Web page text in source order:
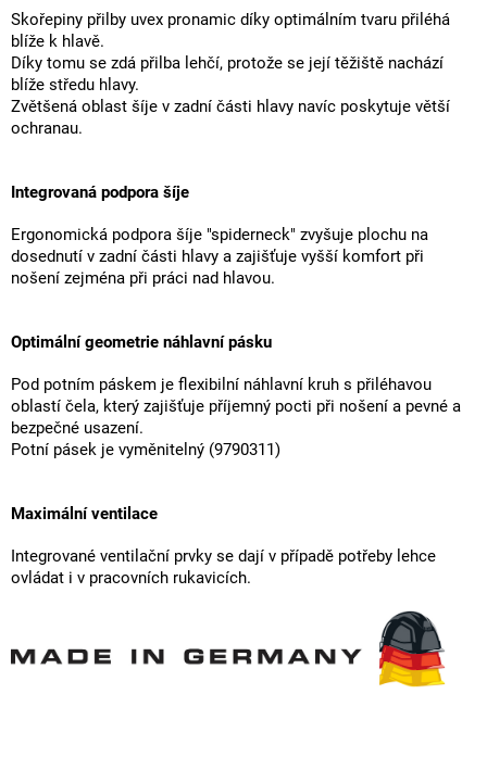
Skořepiny přilby uvex pronamic díky optimálním tvaru přiléhá
blíže k hlavě.
Díky tomu se zdá přilba lehčí, protože se její těžiště nachází
blíže středu hlavy.
Zvětšená oblast šíje v zadní části hlavy navíc poskytuje větší
ochranau.
Integrovaná podpora šíje
Ergonomická podpora šíje "spiderneck" zvyšuje plochu na
dosednutí v zadní části hlavy a zajišťuje vyšší komfort při
nošení zejména při práci nad hlavou.
Optimální geometrie náhlavní pásku
Pod potním páskem je flexibilní náhlavní kruh s přiléhavou
oblastí čela, který zajišťuje příjemný pocti při nošení a pevné a
bezpečné usazení.
Potní pásek je vyměnitelný (9790311)
Maximální ventilace
Integrované ventilační prvky se dají v případě potřeby lehce
ovládat i v pracovních rukavicích.